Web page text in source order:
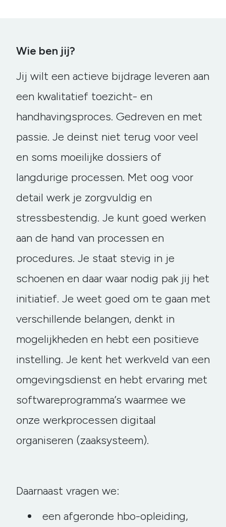
Wie ben jij?
Jij wilt een actieve bijdrage leveren aan
een kwalitatief toezicht- en
handhavingsproces. Gedreven en met
passie. Je deinst niet terug voor veel
en soms moeilijke dossiers of
langdurige processen. Met oog voor
detail werk je zorgvuldig en
stressbestendig. Je kunt goed werken
aan de hand van processen en
procedures. Je staat stevig in je
schoenen en daar waar nodig pak jij het
initiatief. Je weet goed om te gaan met
verschillende belangen, denkt in
mogelijkheden en hebt een positieve
instelling. Je kent het werkveld van een
omgevingsdienst en hebt ervaring met
softwareprogramma’s waarmee we
onze werkprocessen digitaal
organiseren (zaaksysteem).
Daarnaast vragen we:
een afgeronde hbo-opleiding,